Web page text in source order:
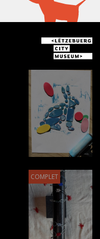
COMPLET